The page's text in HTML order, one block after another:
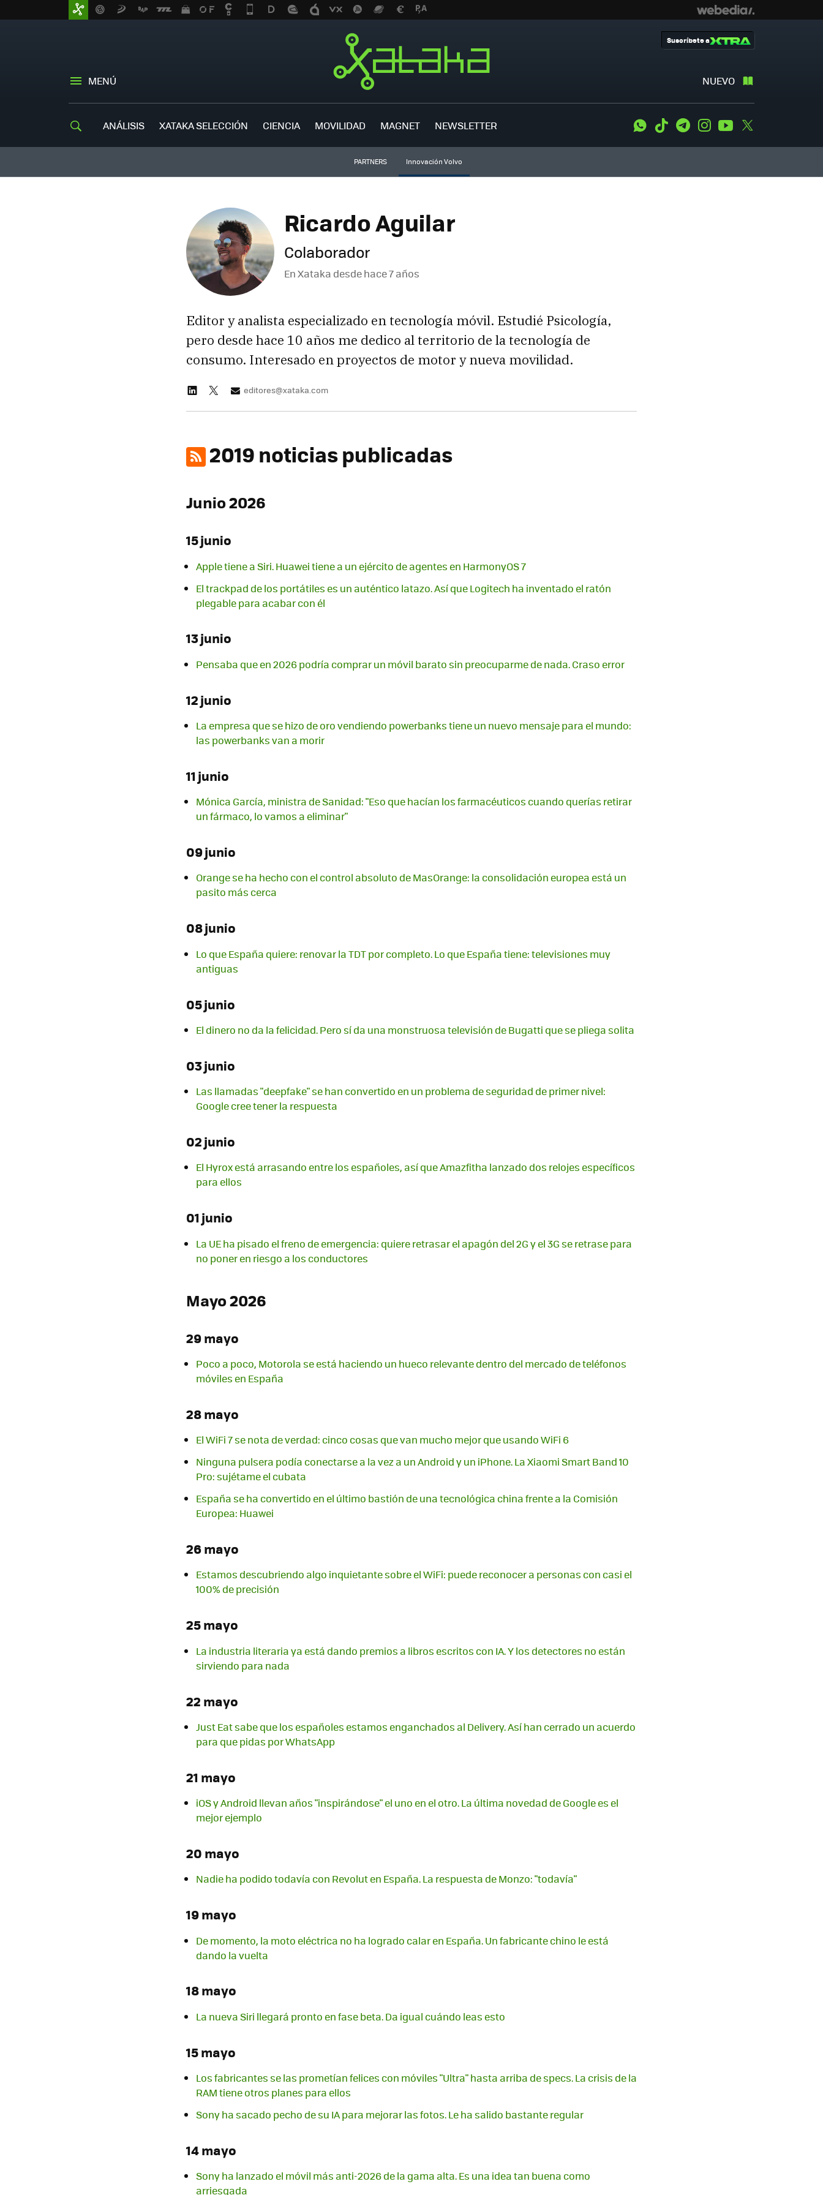
MENÚ NUEVO
Suscríbete a
ANÁLISIS XATAKA SELECCIÓN CIENCIA MOVILIDAD MAGNET NEWSLETTER WhatsApp
Tiktok TelegramInstagramYoutube
PARTNERS Innovación Volvo
Ricardo Aguilar
Colaborador
En Xataka desdehace 7 años
Editor y analista especializado en tecnología móvil. Estudié Psicología,
pero desde hace 10 años me dedico al territorio de la tecnología de
consumo. Interesado en proyectos de motor y nueva movilidad.
editores@xataka.com
2019 noticias publicadas
Junio 2026
15 junio
Apple tiene a Siri. Huawei tiene a un ejército de agentes en HarmonyOS 7
El trackpad de los portátiles es un auténtico latazo. Así que Logitech ha inventado el ratón
plegable para acabar con él
13 junio
Pensaba que en 2026 podría comprar un móvil barato sin preocuparme de nada. Craso error
12 junio
La empresa que se hizo de oro vendiendo powerbanks tiene un nuevo mensaje para el mundo:
las powerbanks van a morir
11 junio
Mónica García, ministra de Sanidad: "Eso que hacían los farmacéuticos cuando querías retirar
un fármaco, lo vamos a eliminar"
09 junio
Orange se ha hecho con el control absoluto de MasOrange: la consolidación europea está un
pasito más cerca
08 junio
Lo que España quiere: renovar la TDT por completo. Lo que España tiene: televisiones muy
antiguas
05 junio
El dinero no da la felicidad. Pero sí da una monstruosa televisión de Bugatti que se pliega solita
03 junio
Las llamadas "deepfake" se han convertido en un problema de seguridad de primer nivel:
Google cree tener la respuesta
02 junio
El Hyrox está arrasando entre los españoles, así que Amazfitha lanzado dos relojes específicos
para ellos
01 junio
La UE ha pisado el freno de emergencia: quiere retrasar el apagón del 2G y el 3G se retrase para
no poner en riesgo a los conductores
Mayo 2026
29 mayo
Poco a poco, Motorola se está haciendo un hueco relevante dentro del mercado de teléfonos
móviles en España
28 mayo
El WiFi 7 se nota de verdad: cinco cosas que van mucho mejor que usando WiFi 6
Ninguna pulsera podía conectarse a la vez a un Android y un iPhone. La Xiaomi Smart Band 10
Pro: sujétame el cubata
España se ha convertido en el último bastión de una tecnológica china frente a la Comisión
Europea: Huawei
26 mayo
Estamos descubriendo algo inquietante sobre el WiFi: puede reconocer a personas con casi el
100% de precisión
25 mayo
La industria literaria ya está dando premios a libros escritos con IA. Y los detectores no están
sirviendo para nada
22 mayo
Just Eat sabe que los españoles estamos enganchados al Delivery. Así han cerrado un acuerdo
para que pidas por WhatsApp
21 mayo
iOS y Android llevan años "inspirándose" el uno en el otro. La última novedad de Google es el
mejor ejemplo
20 mayo
Nadie ha podido todavía con Revolut en España. La respuesta de Monzo: "todavía"
19 mayo
De momento, la moto eléctrica no ha logrado calar en España. Un fabricante chino le está
dando la vuelta
18 mayo
La nueva Siri llegará pronto en fase beta. Da igual cuándo leas esto
15 mayo
Los fabricantes se las prometían felices con móviles "Ultra" hasta arriba de specs. La crisis de la
RAM tiene otros planes para ellos
Sony ha sacado pecho de su IA para mejorar las fotos. Le ha salido bastante regular
14 mayo
Sony ha lanzado el móvil más anti-2026 de la gama alta. Es una idea tan buena como
arriesgada